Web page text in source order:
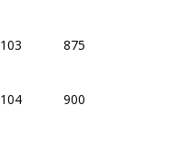
103 875
104 900